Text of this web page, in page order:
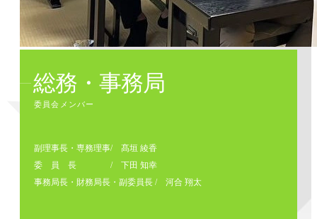
総務・事務局
委員会メンバー
副理事長・専務理事/ 髙垣 綾香
委
員 長 / 下田 知幸
事務局長 ・ 財務局長・副委員長 / 河合 翔太